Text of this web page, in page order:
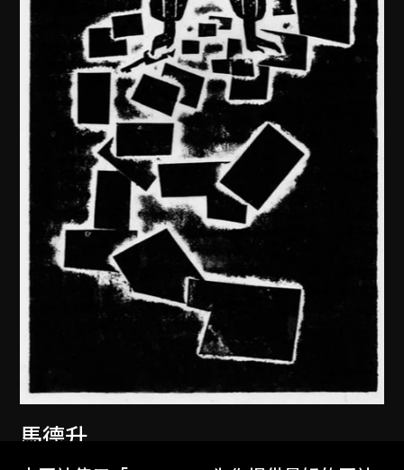
馬德升